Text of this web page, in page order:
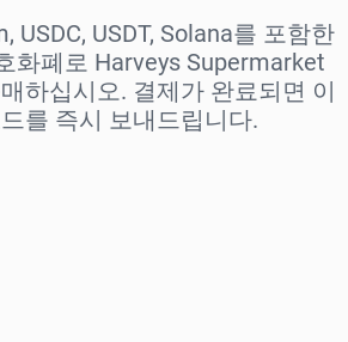
USDC, USDT, Solana를 포함한
화폐로 Harveys Supermarket
하십시오. 결제가 완료되면 이
를 즉시 보내드립니다.